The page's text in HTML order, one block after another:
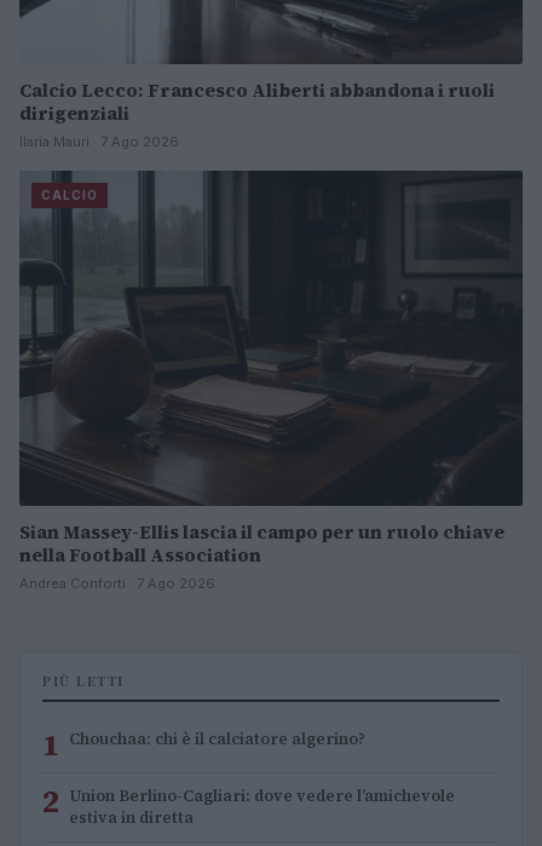
Calcio Lecco: Francesco Aliberti abbandona i ruoli
dirigenziali
Ilaria Mauri · 7 Ago 2026
CALCIO
Sian Massey-Ellis lascia il campo per un ruolo chiave
nella Football Association
Andrea Conforti · 7 Ago 2026
PIÙ LETTI
1 Chouchaa: chi è il calciatore algerino?
2 Union Berlino-Cagliari: dove vedere l’amichevole
estiva in diretta